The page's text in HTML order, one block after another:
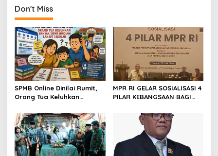
t
i
o
n
Don't Miss
SPMB Online Dinilai Rumit,
Orang Tua Keluhkan
Melanjutkan Sekolah
MPR RI GELAR SOSIALISASI 4
PILAR KEBANGSAAN BAGI
KABUPATEN CIAMIS